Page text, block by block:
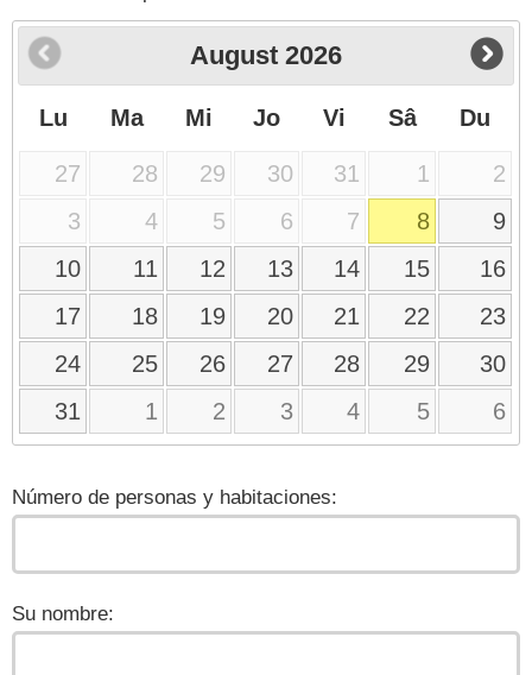
August 2026
Lu Ma Mi Jo Vi Sâ Du
27 28 29 30 31 1
2
3
4 5 6 7 8
9
10
11 12 13 14 15
16
17
18 19 20 21 22
23
24
25 26 27 28 29
30
31
1 2 3 4 5 6
Número de personas y habitaciones:
Su nombre: